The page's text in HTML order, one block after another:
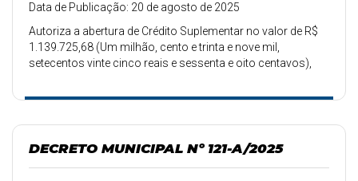
Data de Publicação: 20 de agosto de 2025
Autoriza a abertura de Crédito Suplementar no valor de R$
1.139.725,68 (Um milhão, cento e trinta e nove mil,
setecentos vinte cinco reais e sessenta e oito centavos),
DECRETO MUNICIPAL Nº 121-A/2025